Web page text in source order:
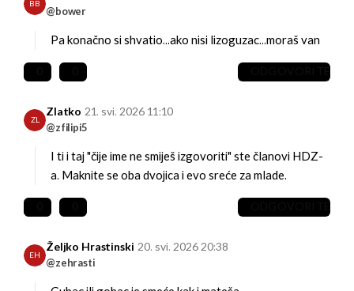
BB
@bower
Pa konačno si shvatio...ako nisi lizoguzac...moraš van
ZL
Zlatko
@zfilipi5
21. svi. 2026 11:10
I ti i taj "čije ime ne smiješ izgovoriti" ste članovi HDZ-
a. Maknite se oba dvojica i evo sreće za mlade.
EH
Željko Hrastinski
@zehrasti
20. svi. 2026 20:38